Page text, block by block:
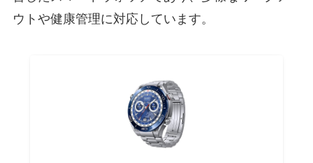
ウトや健康管理に対応しています。